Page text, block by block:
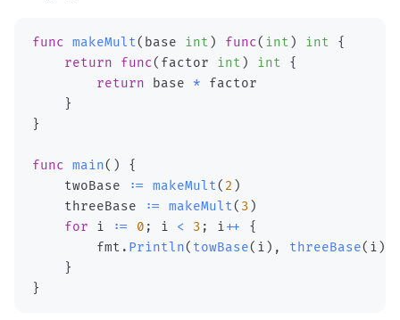
func makeMult( base int ) func( int ) int
{
return
func( factor int ) int
{
return base *
}
}
func main( )
{
    twoBase
:= makeMult( 2 )
    threeBase
:= makeMult( 3 )
for i := 0 ; i < 3 ; i++
{
        fmt
. Println( towBase( i ) , threeBase( i )
}
}